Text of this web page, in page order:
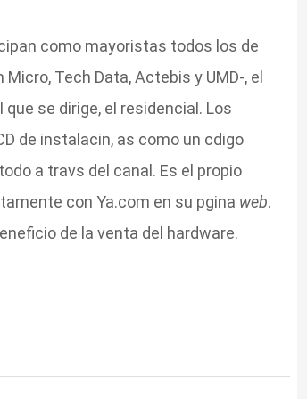
como mayoristas todos los de
Tech Data, Actebis y UMD-, el
se dirige, el residencial. Los
de instalacin, as como un cdigo
a travs del canal. Es el propio
con Ya.com en su pgina web.
de la venta del hardware.